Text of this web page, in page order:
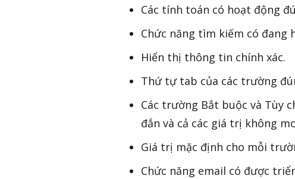
Các tính toán có hoạt động
Chức năng tìm kiếm có đang
Hiển thị thông tin chính xác.
Thứ tự tab của các trường
Các trường Bắt buộc và Tùy
đắn và cả các giá trị không
Giá trị mặc định cho mỗi
Chức năng email có được